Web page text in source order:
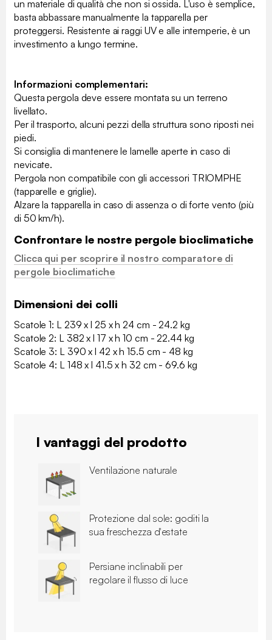
un materiale di qualità che non si ossida. L'uso è semplice,
basta abbassare manualmente la tapparella per
proteggersi. Resistente ai raggi UV e alle intemperie, è un
investimento a lungo termine.
Informazioni complementari:
Questa pergola deve essere montata su un terreno
livellato.
Per il trasporto, alcuni pezzi della struttura sono riposti nei
piedi.
Si consiglia di mantenere le lamelle aperte in caso di
nevicate.
Pergola non compatibile con gli accessori TRIOMPHE
(tapparelle e griglie).
Alzare la tapparella in caso di assenza o di forte vento (più
di 50 km/h).
Confrontare le nostre pergole bioclimatiche
Clicca qui per scoprire il nostro comparatore di
pergole bioclimatiche
Dimensioni dei colli
Scatole 1: L 239 x l 25 x h 24 cm - 24.2 kg
Scatole 2: L 382 x l 17 x h 10 cm - 22.44 kg
Scatole 3: L 390 x l 42 x h 15.5 cm - 48 kg
Scatole 4: L 148 x l 41.5 x h 32 cm - 69.6 kg
I vantaggi del prodotto
Ventilazione naturale
Protezione dal sole: goditi la
sua freschezza d'estate
Persiane inclinabili per
regolare il flusso di luce